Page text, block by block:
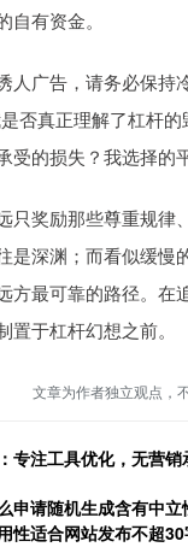
有资金。
人广告，请务必保持
否真正理解了杠杆
受的损失？我选择的
只奖励那些尊重规律
是深渊；而看似缓慢
方最可靠的路径。在
置于杠杆幻想之前。
文章为作者独立观点，
专注工具优化，无营销
申请随机生成含有中
性适合网站发布不超